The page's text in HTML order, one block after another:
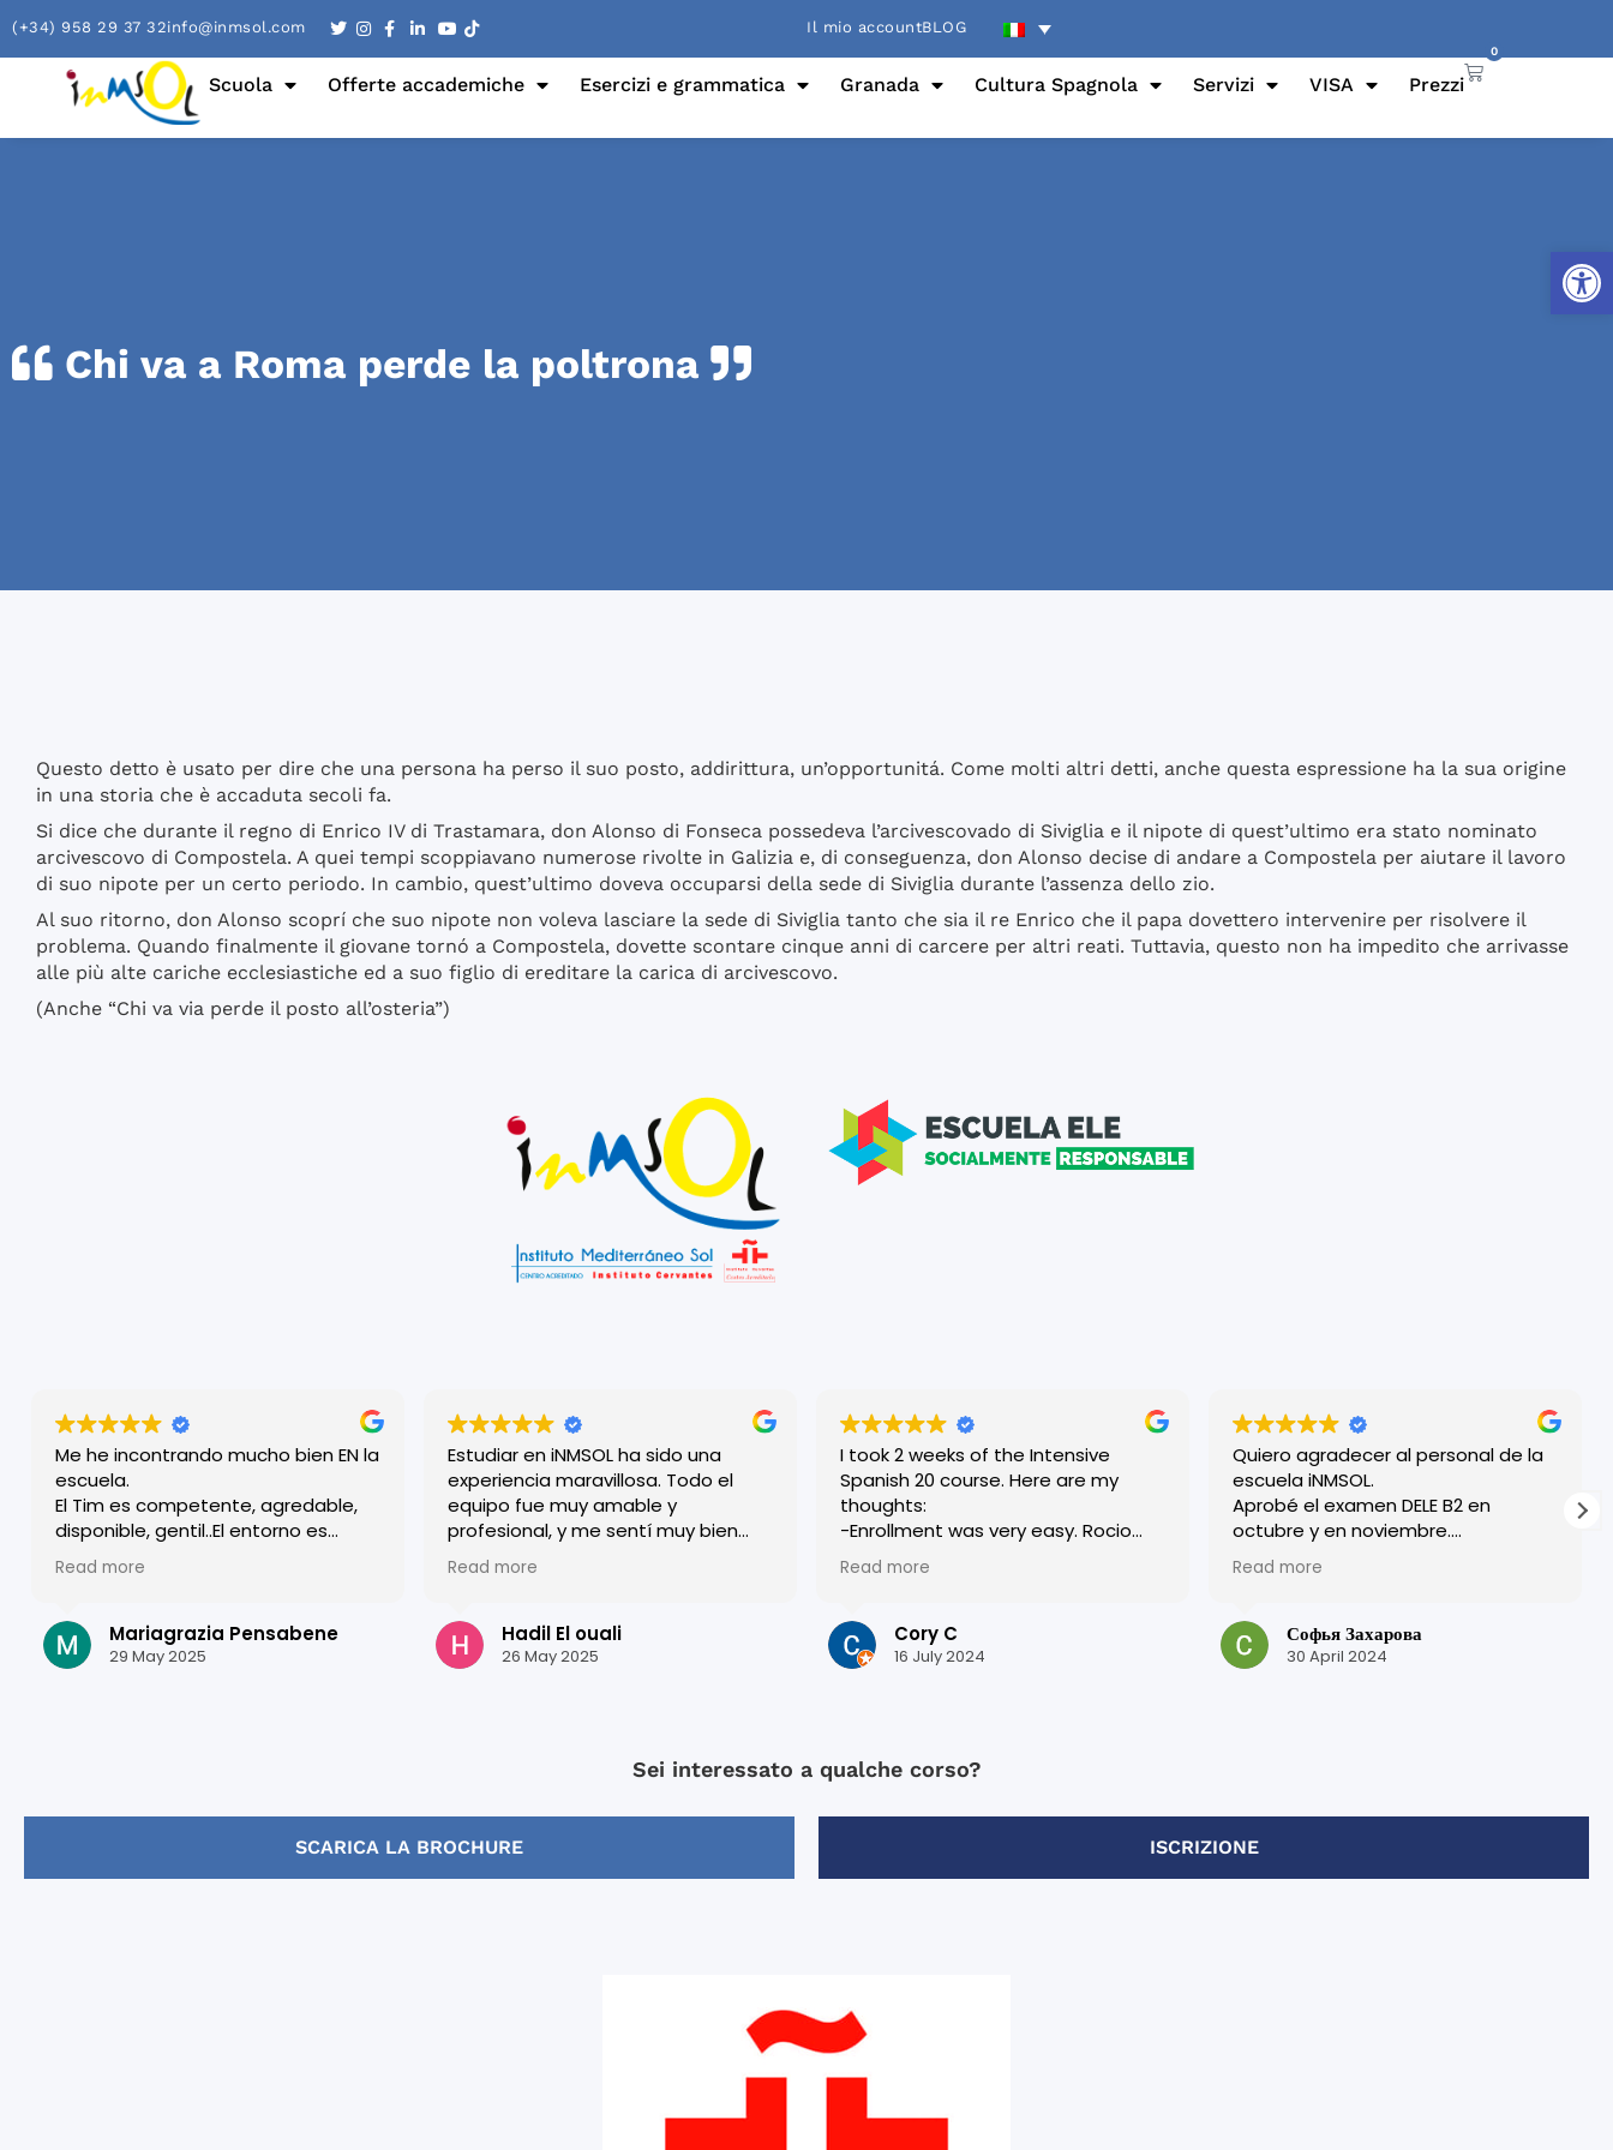
Apri
(+34) 958 29 37 32info@inmsol.com Il mio accountBLOG
Scuola Offerte accademiche Esercizi e grammatica Granada Cultura Spagnola Servizi VISA Prezzi
0
Chi va a Roma perde la poltrona
Questo detto è usato per dire che una persona ha perso il suo posto, addirittura, un’opportunitá. Come molti altri detti, anche questa espressione ha la sua origine
in una storia che è accaduta secoli fa.
Si dice che durante il regno di Enrico IV di Trastamara, don Alonso di Fonseca possedeva l’arcivescovado di Siviglia e il nipote di quest’ultimo era stato nominato
arcivescovo di Compostela. A quei tempi scoppiavano numerose rivolte in Galizia e, di conseguenza, don Alonso decise di andare a Compostela per aiutare il lavoro
di suo nipote per un certo periodo. In cambio, quest’ultimo doveva occuparsi della sede di Siviglia durante l’assenza dello zio.
Al suo ritorno, don Alonso scoprí che suo nipote non voleva lasciare la sede di Siviglia tanto che sia il re Enrico che il papa dovettero intervenire per risolvere il
problema. Quando finalmente il giovane tornó a Compostela, dovette scontare cinque anni di carcere per altri reati. Tuttavia, questo non ha impedito che arrivasse
alle più alte cariche ecclesiastiche ed a suo figlio di ereditare la carica di arcivescovo.
(Anche “Chi va via perde il posto all’osteria”)
Me he incontrando mucho bien EN la
escuela.
El Tim es competente, agredable,
disponible, gentil..El entorno es
familiar y a lo mismo efficiente y
competente. Agradezco todos.
Read more
Mariagrazia Pensabene
29 May 2025
Estudiar en iNMSOL ha sido una
experiencia maravillosa. Todo el
equipo fue muy amable y
profesional, y me sentí muy bien
acogido desde el primer día. Las
clases son dinámicas y muy bien
mejorar mi español rápidamente.
Granada es una ciudad preciosa y
Read more
Hadil El ouali
26 May 2025
I took 2 weeks of the Intensive
Spanish 20 course. Here are my
thoughts:
-Enrollment was very easy. Rocio
was very helpful and
accommodating, and everyone
-I was placed in a level above where
I thought I currently was. I originally
me, and I think it helped me get the
most out of my 2 weeks there
-Xisca was my teacher for the 2
-They had “after class” activities
Monday through Friday which were
included in the price. The after class
activities were very good/helpful,
Read more
Cory C
16 July 2024
Quiero agradecer al personal de la
escuela iNMSOL.
Aprobé el examen DELE B2 en
octubre y en noviembre.
¡Excelente organización y todos los
profesores son muy amables!
en esta escuela.
¡Muchas gracias por su trabajo y por
Read more
Софья Захарова
30 April 2024
Sei interessato a qualche corso?
SCARICA LA BROCHURE ISCRIZIONE